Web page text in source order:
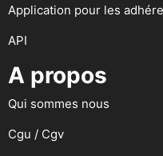
Application pour les
API
A propos
Qui sommes nous
Cgu / Cgv